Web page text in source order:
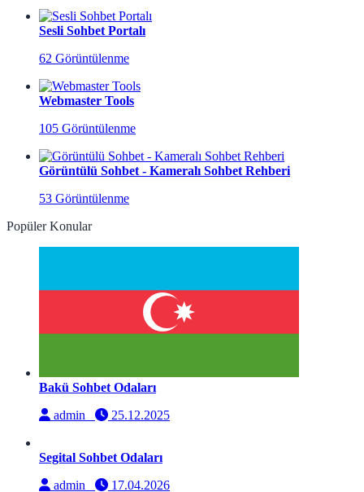
Sesli Sohbet Portalı
62 Görüntülenme
Webmaster Tools
105 Görüntülenme
Görüntülü Sohbet - Kameralı Sohbet Rehberi
53 Görüntülenme
Popüler Konular
Bakü Sohbet Odaları
admin
25.12.2025
Segital Sohbet Odaları
admin
17.04.2026